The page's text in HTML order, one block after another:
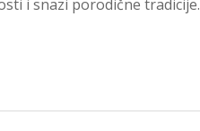
i snazi porodične tradicije.